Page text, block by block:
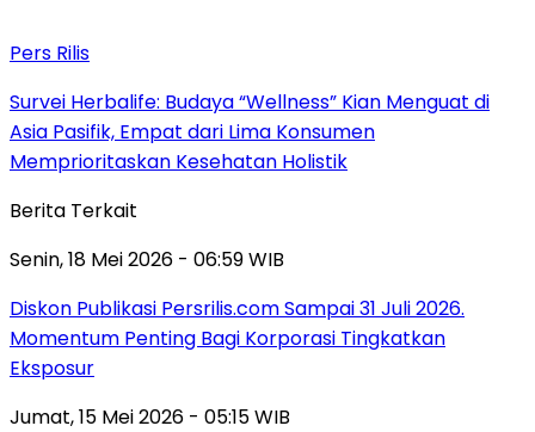
Pers Rilis
Survei Herbalife: Budaya “Wellness” Kian Menguat di
Asia Pasifik, Empat dari Lima Konsumen
Memprioritaskan Kesehatan Holistik
Berita Terkait
Senin, 18 Mei 2026 - 06:59 WIB
Diskon Publikasi Persrilis.com Sampai 31 Juli 2026.
Momentum Penting Bagi Korporasi Tingkatkan
Eksposur
Jumat, 15 Mei 2026 - 05:15 WIB